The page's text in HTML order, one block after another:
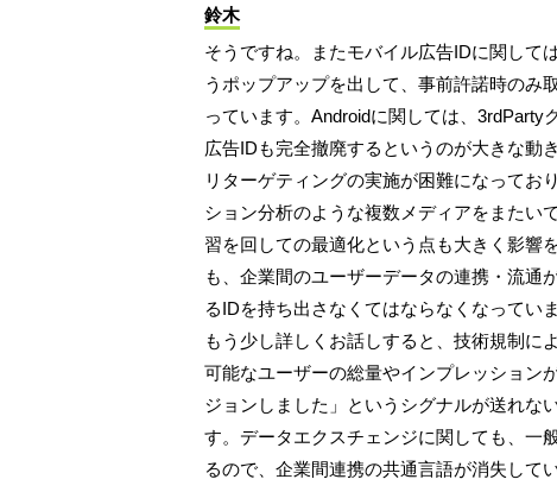
鈴木
そうですね。またモバイル広告IDに関して
うポップアップを出して、事前許諾時のみ
っています。Androidに関しては、
広告IDも完全撤廃するというのが大きな動
リターゲティングの実施が困難になってお
ション分析のような複数メディアをまたい
習を回しての最適化という点も大きく影響
も、企業間のユーザーデータの連携・流通
るIDを持ち出さなくてはならなくなっていま
もう少し詳しくお話しすると、技術規制に
可能なユーザーの総量やインプレッション
ジョンしました」というシグナルが送れな
す。データエクスチェンジに関しても、一
るので、企業間連携の共通言語が消失して